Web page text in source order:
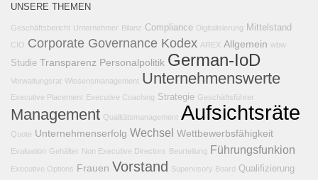
UNSERE THEMEN
Geschäftsbericht Unternehmer Bilanz Compliance Digitalisierung Mittelstand
CIO Corporate Governance Kodex AREX Allgemein wbw
Studie Transparenz Personalpolitik German-IoD
Verwaltungsrat Wissensmanagement Unternehmenswerte
Executive Placement Executive Coaching Strategie Geschäftsführer
Management Qualitätsmanagement Aufsichtsräte
Quote Unternehmenserfolg Wechsel Wettbewerbsfähigkeit
Evaluation Gehälter Non Executive Directors Beurteilung Führungsfunkion
Executive Options Frauen Vorstand Supervisory Board Qualifizierung